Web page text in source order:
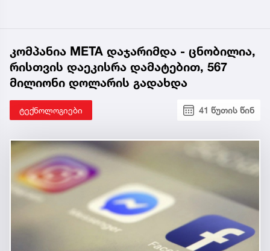
კომპანია META დაჯარიმდა - ცნობილია,
რისთვის დაეკისრა დამატებით, 567
მილიონი დოლარის გადახდა
ტექნოლოგიები 41 წუთის წინ